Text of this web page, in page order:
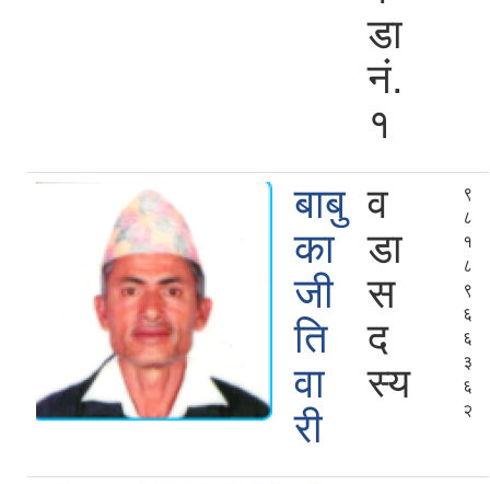
डा
नं.
१
बाबु
का
जी
ति
वा
री
व
डा
स
द
स्य
९
८
१
८
९
६
६
३
६
२